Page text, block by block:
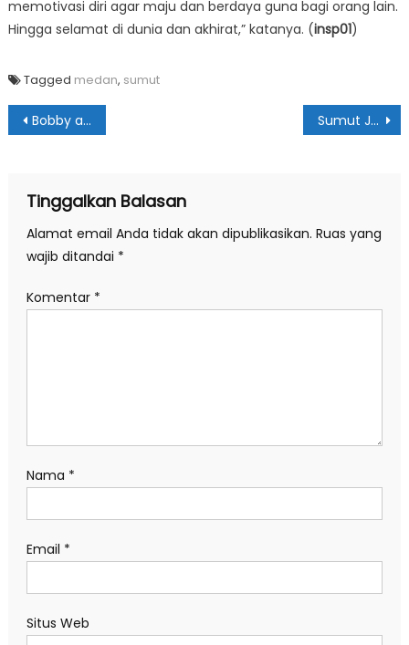
memotivasi diri agar maju dan berdaya guna bagi orang lain.
Hingga selamat di dunia dan akhirat,” katanya. (insp01)
Tagged medan, sumut
Navigasi
Bobby akan Gandeng Kejatisu Tertibkan Bangunan Salahi Izin Sumut Jadi Contoh Daerah Lain Tekan Konflik
Tinggalkan Balasan
Alamat email Anda tidak akan dipublikasikan. Ruas yang
wajib ditandai *
Komentar *
Nama *
Email *
Situs Web